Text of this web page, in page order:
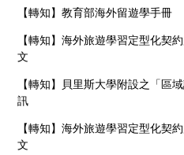
【轉知】教育部海外留遊學手冊
【轉知】海外旅遊學習定型化契
文
【轉知】貝里斯大學附設之「區
訊
【轉知】海外旅遊學習定型化契
文